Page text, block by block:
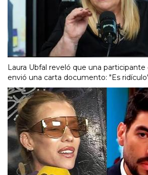
Laura Ubfal reveló que una
envió una carta documento: "Es